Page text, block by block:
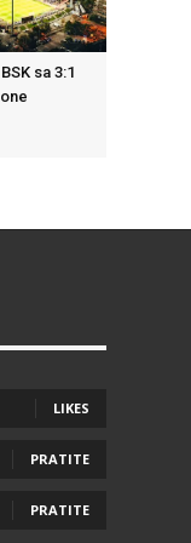
sa 3:1
LIKES
PRATITE
PRATITE